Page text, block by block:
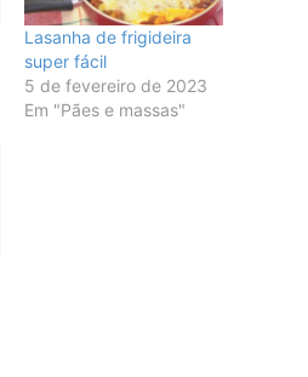
Lasanha de frigideira
super fácil
5 de fevereiro de 2023
Em "Pães e massas"